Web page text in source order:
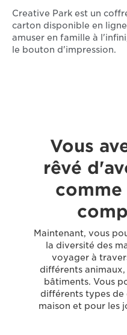
Creative Park est un
carton disponible en
amuser en famille à
le bouton d'impression.
Vous
rêvé
comme
Maintenant, vous
la diversité des
voyager à
différents
bâtiments. Vous
différents types
maison et pour les